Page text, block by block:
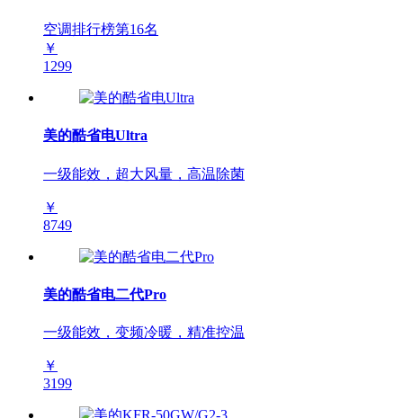
空调排行榜第16名
￥
1299
美的酷省电Ultra
一级能效，超大风量，高温除菌
￥
8749
美的酷省电二代Pro
一级能效，变频冷暖，精准控温
￥
3199